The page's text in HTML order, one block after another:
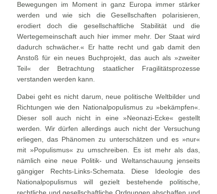
Bewegungen im Moment in ganz Europa immer stärker
werden und wie sich die Gesellschaften polarisieren,
erodiert doch die gesellschaftliche Stabilität und die
Wertegemeinschaft auch hier immer mehr. Der Staat wird
dadurch schwächer.« Er hatte recht und gab damit den
Anstoß für ein neues Buchprojekt, das auch als »zweiter
Teil« der Betrachtung staatlicher Fragilitätsprozesse
verstanden werden kann.
Dabei geht es nicht darum, neue politische Weltbilder und
Richtungen wie den Nationalpopulismus zu »bekämpfen«.
Dieser soll auch nicht in eine »Neonazi-Ecke« gestellt
werden. Wir dürfen allerdings auch nicht der Versuchung
erliegen, das Phänomen zu unterschätzen und es »nur«
mit »Populismus« zu umschreiben. Es ist mehr als das,
nämlich eine neue Politik- und Weltanschauung jenseits
gängiger Rechts-Links-Schemata. Diese Ideologie des
Nationalpopulismus will gezielt bestehende politische,